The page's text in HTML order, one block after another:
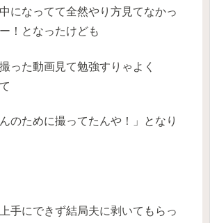
になってて全然やり方見てなかっ
！となったけども
った動画見て勉強すりゃよく
のために撮ってたんや！」となり
手にできず結局夫に剥いてもらっ